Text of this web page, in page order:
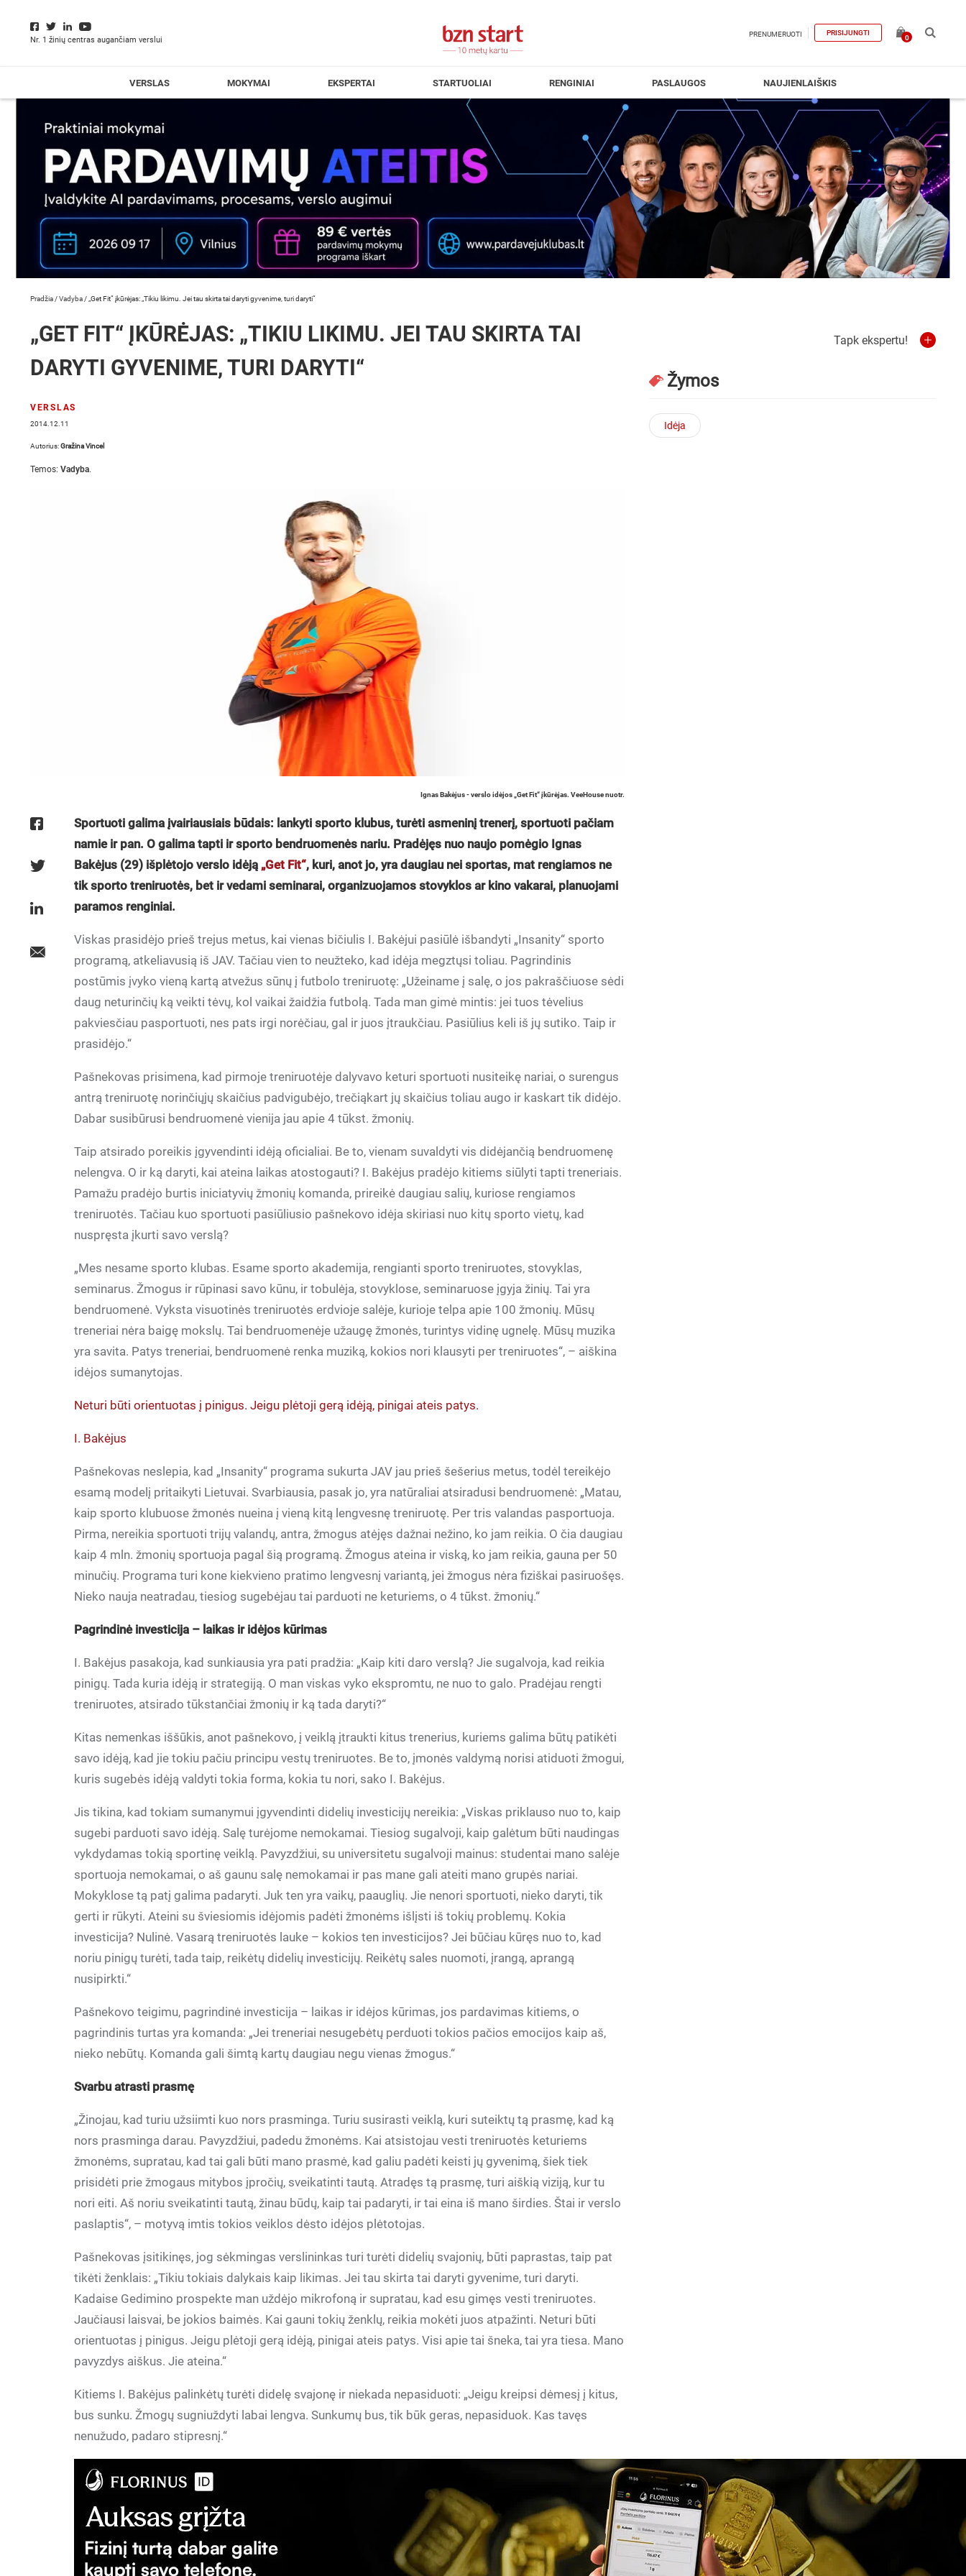
Nr. 1 žinių centras augančiam verslui
PRENUMERUOTI PRISIJUNGTI
0
VERSLAS MOKYMAI EKSPERTAI STARTUOLIAI RENGINIAI PASLAUGOS NAUJIENLAIŠKIS
Pradžia /Vadyba / „Get Fit“ įkūrėjas: „Tikiu likimu. Jei tau skirta tai daryti gyvenime, turi daryti“
„GET FIT“ ĮKŪRĖJAS: „TIKIU LIKIMU. JEI TAU SKIRTA TAI
DARYTI GYVENIME, TURI DARYTI“
VERSLAS
2014.12.11
Autorius:Gražina Vincel
Temos: Vadyba.
Ignas Bakėjus - verslo idėjos „Get Fit“ įkūrėjas. VeeHouse nuotr.
Sportuoti galima įvairiausiais būdais: lankyti sporto klubus, turėti asmeninį trenerį, sportuoti pačiam
namie ir pan. O galima tapti ir sporto bendruomenės nariu. Pradėjęs nuo naujo pomėgio Ignas
Bakėjus (29) išplėtojo verslo idėją „Get Fit“, kuri, anot jo, yra daugiau nei sportas, mat rengiamos ne
tik sporto treniruotės, bet ir vedami seminarai, organizuojamos stovyklos ar kino vakarai, planuojami
paramos renginiai.
Viskas prasidėjo prieš trejus metus, kai vienas bičiulis I. Bakėjui pasiūlė išbandyti „Insanity“ sporto
programą, atkeliavusią iš JAV. Tačiau vien to neužteko, kad idėja megztųsi toliau. Pagrindinis
postūmis įvyko vieną kartą atvežus sūnų į futbolo treniruotę: „Užeiname į salę, o jos pakraščiuose sėdi
daug neturinčių ką veikti tėvų, kol vaikai žaidžia futbolą. Tada man gimė mintis: jei tuos tėvelius
pakviesčiau pasportuoti, nes pats irgi norėčiau, gal ir juos įtraukčiau. Pasiūlius keli iš jų sutiko. Taip ir
prasidėjo.“
Pašnekovas prisimena, kad pirmoje treniruotėje dalyvavo keturi sportuoti nusiteikę nariai, o surengus
antrą treniruotę norinčiųjų skaičius padvigubėjo, trečiąkart jų skaičius toliau augo ir kaskart tik didėjo.
Dabar susibūrusi bendruomenė vienija jau apie 4 tūkst. žmonių.
Taip atsirado poreikis įgyvendinti idėją oficialiai. Be to, vienam suvaldyti vis didėjančią bendruomenę
nelengva. O ir ką daryti, kai ateina laikas atostogauti? I. Bakėjus pradėjo kitiems siūlyti tapti treneriais.
Pamažu pradėjo burtis iniciatyvių žmonių komanda, prireikė daugiau salių, kuriose rengiamos
treniruotės. Tačiau kuo sportuoti pasiūliusio pašnekovo idėja skiriasi nuo kitų sporto vietų, kad
nuspręsta įkurti savo verslą?
„Mes nesame sporto klubas. Esame sporto akademija, rengianti sporto treniruotes, stovyklas,
seminarus. Žmogus ir rūpinasi savo kūnu, ir tobulėja, stovyklose, seminaruose įgyja žinių. Tai yra
bendruomenė. Vyksta visuotinės treniruotės erdvioje salėje, kurioje telpa apie 100 žmonių. Mūsų
treneriai nėra baigę mokslų. Tai bendruomenėje užaugę žmonės, turintys vidinę ugnelę. Mūsų muzika
yra savita. Patys treneriai, bendruomenė renka muziką, kokios nori klausyti per treniruotes“, – aiškina
idėjos sumanytojas.
Neturi būti orientuotas į pinigus. Jeigu plėtoji gerą idėją, pinigai ateis patys.
I. Bakėjus
Pašnekovas neslepia, kad „Insanity“ programa sukurta JAV jau prieš šešerius metus, todėl tereikėjo
esamą modelį pritaikyti Lietuvai. Svarbiausia, pasak jo, yra natūraliai atsiradusi bendruomenė: „Matau,
kaip sporto klubuose žmonės nueina į vieną kitą lengvesnę treniruotę. Per tris valandas pasportuoja.
Pirma, nereikia sportuoti trijų valandų, antra, žmogus atėjęs dažnai nežino, ko jam reikia. O čia daugiau
kaip 4 mln. žmonių sportuoja pagal šią programą. Žmogus ateina ir viską, ko jam reikia, gauna per 50
minučių. Programa turi kone kiekvieno pratimo lengvesnį variantą, jei žmogus nėra fiziškai pasiruošęs.
Nieko nauja neatradau, tiesiog sugebėjau tai parduoti ne keturiems, o 4 tūkst. žmonių.“
Pagrindinė investicija – laikas ir idėjos kūrimas
I. Bakėjus pasakoja, kad sunkiausia yra pati pradžia: „Kaip kiti daro verslą? Jie sugalvoja, kad reikia
pinigų. Tada kuria idėją ir strategiją. O man viskas vyko ekspromtu, ne nuo to galo. Pradėjau rengti
treniruotes, atsirado tūkstančiai žmonių ir ką tada daryti?“
Kitas nemenkas iššūkis, anot pašnekovo, į veiklą įtraukti kitus trenerius, kuriems galima būtų patikėti
savo idėją, kad jie tokiu pačiu principu vestų treniruotes. Be to, įmonės valdymą norisi atiduoti žmogui,
kuris sugebės idėją valdyti tokia forma, kokia tu nori, sako I. Bakėjus.
Jis tikina, kad tokiam sumanymui įgyvendinti didelių investicijų nereikia: „Viskas priklauso nuo to, kaip
sugebi parduoti savo idėją. Salę turėjome nemokamai. Tiesiog sugalvoji, kaip galėtum būti naudingas
vykdydamas tokią sportinę veiklą. Pavyzdžiui, su universitetu sugalvoji mainus: studentai mano salėje
sportuoja nemokamai, o aš gaunu salę nemokamai ir pas mane gali ateiti mano grupės nariai.
Mokyklose tą patį galima padaryti. Juk ten yra vaikų, paauglių. Jie nenori sportuoti, nieko daryti, tik
gerti ir rūkyti. Ateini su šviesiomis idėjomis padėti žmonėms išlįsti iš tokių problemų. Kokia
investicija? Nulinė. Vasarą treniruotės lauke – kokios ten investicijos? Jei būčiau kūręs nuo to, kad
noriu pinigų turėti, tada taip, reikėtų didelių investicijų. Reikėtų sales nuomoti, įrangą, aprangą
nusipirkti.“
Pašnekovo teigimu, pagrindinė investicija – laikas ir idėjos kūrimas, jos pardavimas kitiems, o
pagrindinis turtas yra komanda: „Jei treneriai nesugebėtų perduoti tokios pačios emocijos kaip aš,
nieko nebūtų. Komanda gali šimtą kartų daugiau negu vienas žmogus.“
Svarbu atrasti prasmę
„Žinojau, kad turiu užsiimti kuo nors prasminga. Turiu susirasti veiklą, kuri suteiktų tą prasmę, kad ką
nors prasminga darau. Pavyzdžiui, padedu žmonėms. Kai atsistojau vesti treniruotės keturiems
žmonėms, supratau, kad tai gali būti mano prasmė, kad galiu padėti keisti jų gyvenimą, šiek tiek
prisidėti prie žmogaus mitybos įpročių, sveikatinti tautą. Atradęs tą prasmę, turi aiškią viziją, kur tu
nori eiti. Aš noriu sveikatinti tautą, žinau būdų, kaip tai padaryti, ir tai eina iš mano širdies. Štai ir verslo
paslaptis“, – motyvą imtis tokios veiklos dėsto idėjos plėtotojas.
Pašnekovas įsitikinęs, jog sėkmingas verslininkas turi turėti didelių svajonių, būti paprastas, taip pat
tikėti ženklais: „Tikiu tokiais dalykais kaip likimas. Jei tau skirta tai daryti gyvenime, turi daryti.
Kadaise Gedimino prospekte man uždėjo mikrofoną ir supratau, kad esu gimęs vesti treniruotes.
Jaučiausi laisvai, be jokios baimės. Kai gauni tokių ženklų, reikia mokėti juos atpažinti. Neturi būti
orientuotas į pinigus. Jeigu plėtoji gerą idėją, pinigai ateis patys. Visi apie tai šneka, tai yra tiesa. Mano
pavyzdys aiškus. Jie ateina.“
Kitiems I. Bakėjus palinkėtų turėti didelę svajonę ir niekada nepasiduoti: „Jeigu kreipsi dėmesį į kitus,
bus sunku. Žmogų sugniuždyti labai lengva. Sunkumų bus, tik būk geras, nepasiduok. Kas tavęs
nenužudo, padaro stipresnį.“
Tapk ekspertu!
Žymos
Idėja